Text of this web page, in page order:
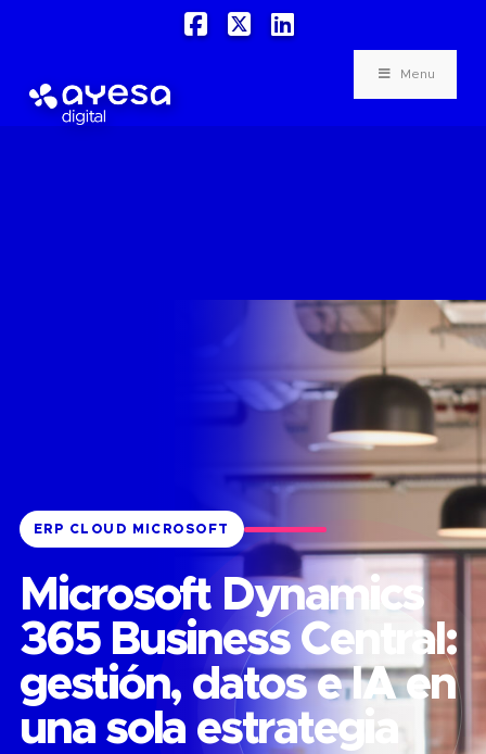
Facebook
X LinkedIn
Menu
ERP CLOUD MICROSOFT
Microsoft Dynamics
365 Business Central:
gestión, datos e IA en
una sola estrategia